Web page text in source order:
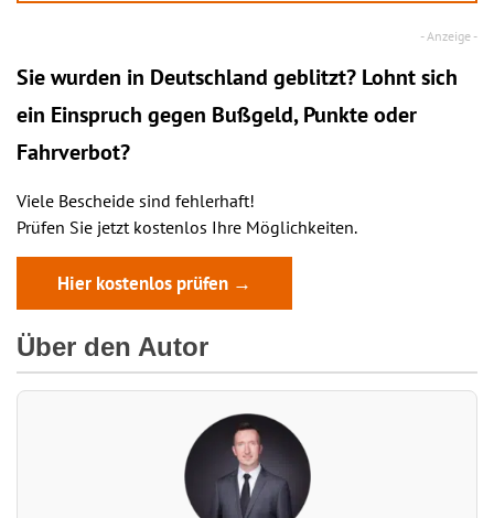
Sie wurden in Deutschland geblitzt? Lohnt sich
ein Einspruch gegen Bußgeld, Punkte oder
Fahrverbot?
Viele Bescheide sind fehlerhaft!
Prüfen Sie jetzt kostenlos Ihre Möglichkeiten.
Hier kostenlos prüfen →
Über den Autor